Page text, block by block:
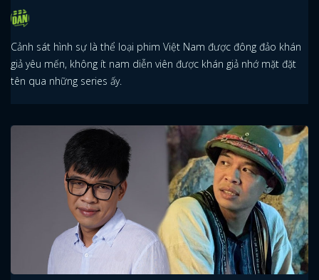
Cảnh sát hình sự là thể loại phim Việt Nam được đông đảo khán
giả yêu mến, không ít nam diễn viên được khán giả nhớ mặt đặt
tên qua những series ấy.